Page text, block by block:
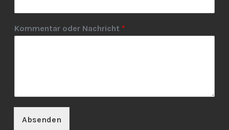
Kommentar oder Nachricht *
Absenden